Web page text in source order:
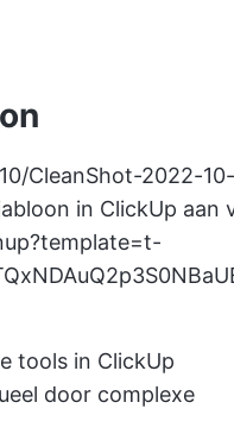
CleanShot-2022-
in ClickUp aan
tools in ClickUp
door complexe